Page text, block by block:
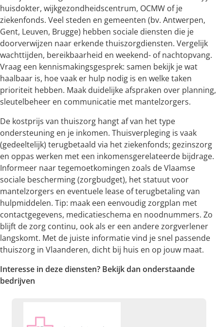
huisdokter, wijkgezondheidscentrum, OCMW of je
ziekenfonds. Veel steden en gemeenten (bv. Antwerpen,
Gent, Leuven, Brugge) hebben sociale diensten die je
doorverwijzen naar erkende thuiszorgdiensten. Vergelijk
wachttijden, bereikbaarheid en weekend- of nachtopvang.
Vraag een kennismakingsgesprek: samen bekijk je wat
haalbaar is, hoe vaak er hulp nodig is en welke taken
prioriteit hebben. Maak duidelijke afspraken over planning,
sleutelbeheer en communicatie met mantelzorgers.
De kostprijs van thuiszorg hangt af van het type
ondersteuning en je inkomen. Thuisverpleging is vaak
(gedeeltelijk) terugbetaald via het ziekenfonds; gezinszorg
en oppas werken met een inkomensgerelateerde bijdrage.
Informeer naar tegemoetkomingen zoals de Vlaamse
sociale bescherming (zorgbudget), het statuut voor
mantelzorgers en eventuele lease of terugbetaling van
hulpmiddelen. Tip: maak een eenvoudig zorgplan met
contactgegevens, medicatieschema en noodnummers. Zo
blijft de zorg continu, ook als er een andere zorgverlener
langskomt. Met de juiste informatie vind je snel passende
thuiszorg in Vlaanderen, dicht bij huis en op jouw maat.
Interesse in deze diensten? Bekijk dan onderstaande
bedrijven